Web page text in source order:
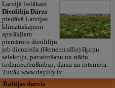
Latvijā lielākais
Dienliliju Dārzs
piedāvā Latvijas
klimatiskajiem
apstākļiem
piemērotu dienliliju
jeb dienziežu (Hemerocallis) šķirņu
selekciju, pavairošanu un stādu
tirdzniecību&nbsp; dārzā un internetā.
Tuvāk www.daylily.lv
Baltijas durvis